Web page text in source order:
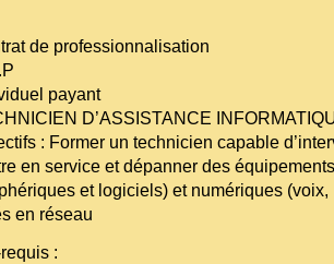
de professionnalisation
payant
D’ASSISTANCE
: Former un technicien capable
en service et dépanner des
et logiciels) et numériques
en réseau
: